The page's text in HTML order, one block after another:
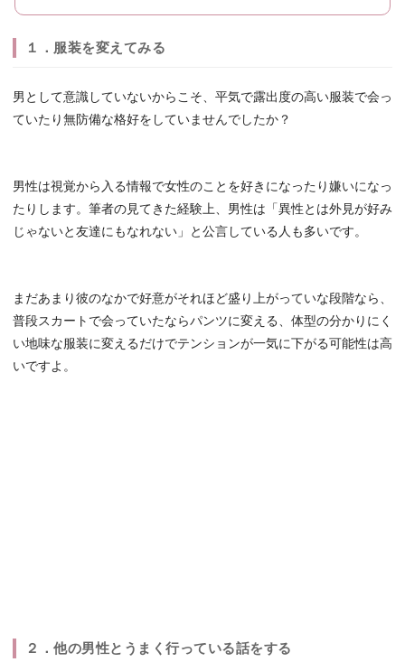
１．服装を変えてみる
男として意識していないからこそ、平気で露出度の高い服装で会っ
ていたり無防備な格好をしていませんでしたか？
男性は視覚から入る情報で女性のことを好きになったり嫌いになっ
たりします。筆者の見てきた経験上、男性は「異性とは外見が好み
じゃないと友達にもなれない」と公言している人も多いです。
まだあまり彼のなかで好意がそれほど盛り上がっていな段階なら、
普段スカートで会っていたならパンツに変える、体型の分かりにく
い地味な服装に変えるだけでテンションが一気に下がる可能性は高
いですよ。
２．他の男性とうまく行っている話をする